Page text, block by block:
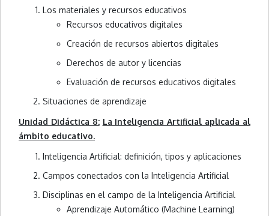
Los materiales y recursos educativos
Recursos educativos digitales
Creación de recursos abiertos digitales
Derechos de autor y licencias
Evaluación de recursos educativos digitales
Situaciones de aprendizaje
Unidad Didáctica 8: La Inteligencia Artificial aplicada al
ámbito educativo.
Inteligencia Artificial: definición, tipos y aplicaciones
Campos conectados con la Inteligencia Artificial
Disciplinas en el campo de la Inteligencia Artificial
Aprendizaje Automático (Machine Learning)